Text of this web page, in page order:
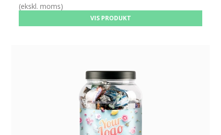
(ekskl. moms)
VIS PRODUKT